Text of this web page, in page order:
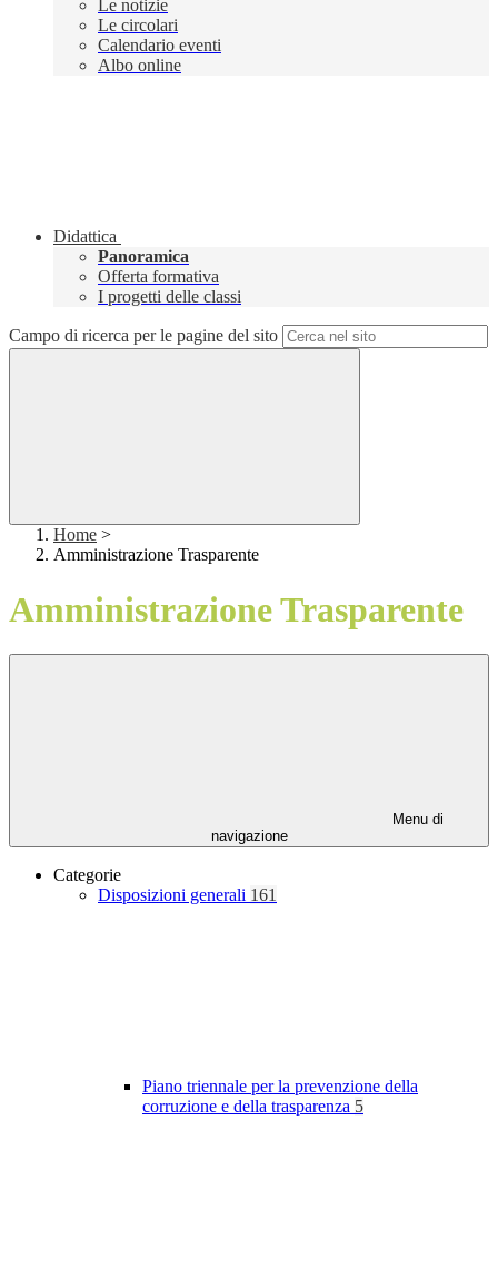
Le notizie
Le circolari
Calendario eventi
Albo online
Didattica
Panoramica
Offerta formativa
I progetti delle classi
Campo di ricerca per le pagine del sito
Home >
Amministrazione Trasparente
Amministrazione Trasparente
Menu di
navigazione
Categorie
Disposizioni generali 161
Piano triennale per la prevenzione della
corruzione e della trasparenza 5